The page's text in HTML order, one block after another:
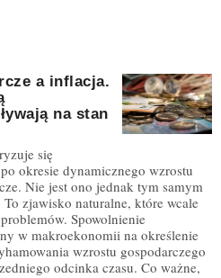
a inflacja.
na stan
się
okresie dynamicznego wzrostu
Nie jest ono jednak tym samym
zjawisko naturalne, które wcale
Spowolnienie
w makroekonomii na określenie
wzrostu gospodarczego
odcinka czasu. Co ważne,